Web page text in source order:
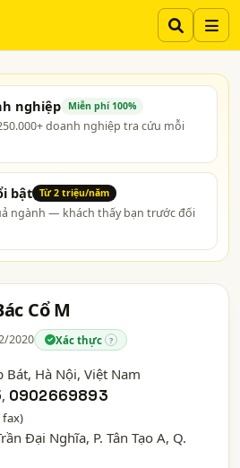
nghiệp Miễn phí 100%
doanh nghiệp tra cứu mỗi
bật Từ 2 triệu/năm
ngành — khách thấy bạn trước đối
Cổ M
2020 Xác thực ?
Bát, Hà Nội, Việt Nam
, 0902669893
fax)
Đại Nghĩa, P. Tân Tạo A, Q.